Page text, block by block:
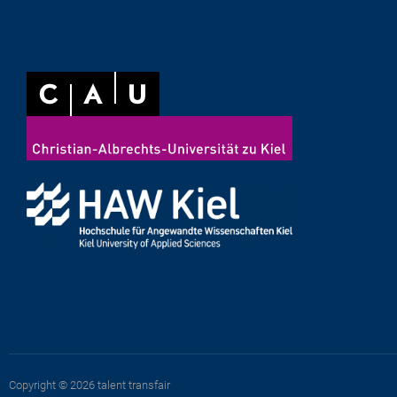
Copyright © 2026 talent transfair